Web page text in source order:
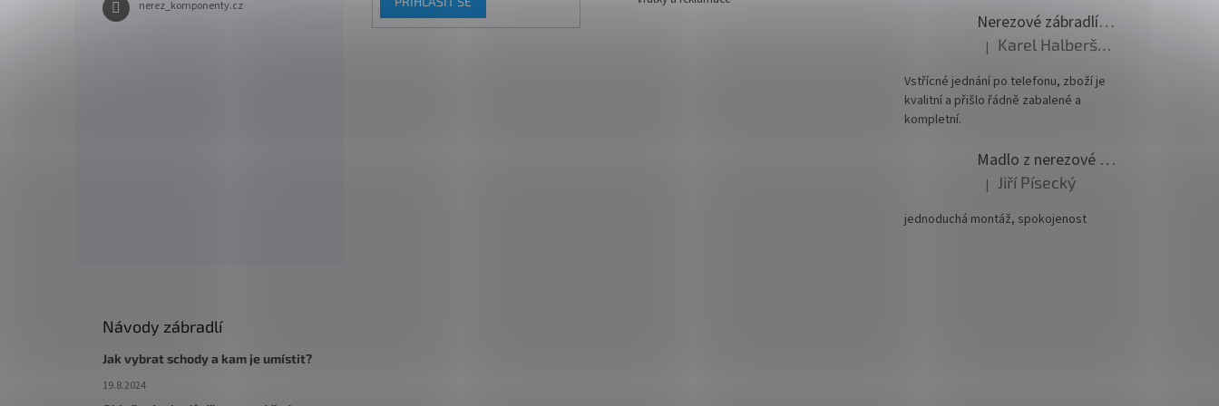
nerez_komponenty.cz
Nerezové zábradlí - set (délka:6000mm x výška:1000mm)
Hodnocení produktu je 5 z 5 hvězdiček.
| Karel Halberštádt
Vstřícné jednání po telefonu, zboží je
kvalitní a přišlo řádně zabalené a
kompletní.
Madlo z nerezové oceli pr. 42,4mm komplet - model 0116 - 3000mm
Hodnocení produktu je 5 z 5 hvězdiček.
| Jiří Písecký
jednoduchá montáž, spokojenost
Návody zábradlí
Jak vybrat schody a kam je umístit?
19.8.2024